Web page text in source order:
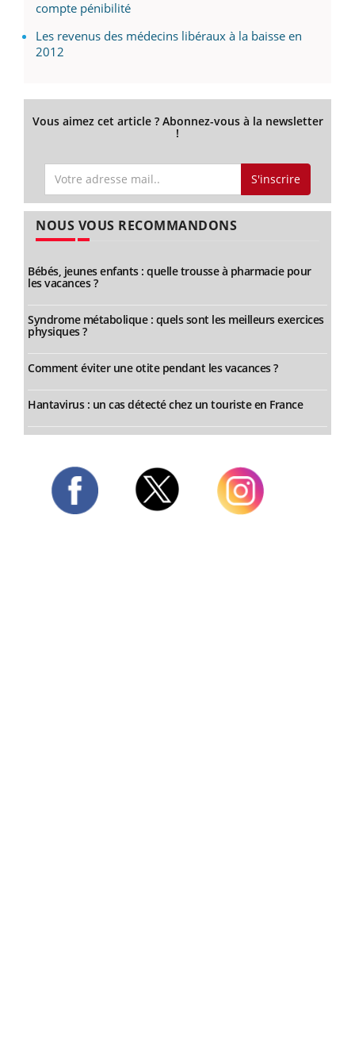
compte pénibilité
Les revenus des médecins libéraux à la baisse en
2012
Vous aimez cet article ? Abonnez-vous à la newsletter
!
S'inscrire
NOUS VOUS RECOMMANDONS
Bébés, jeunes enfants : quelle trousse à pharmacie pour
les vacances ?
Syndrome métabolique : quels sont les meilleurs exercices
physiques ?
Comment éviter une otite pendant les vacances ?
Hantavirus : un cas détecté chez un touriste en France